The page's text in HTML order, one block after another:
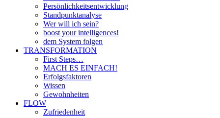
Persönlichkeitsentwicklung
Standpunktanalyse
Wer will ich sein?
boost your intelligences!
dem System folgen
TRANSFORMATION
First Steps…
MACH ES EINFACH!
Erfolgsfaktoren
Wissen
Gewohnheiten
FLOW
Zufriedenheit